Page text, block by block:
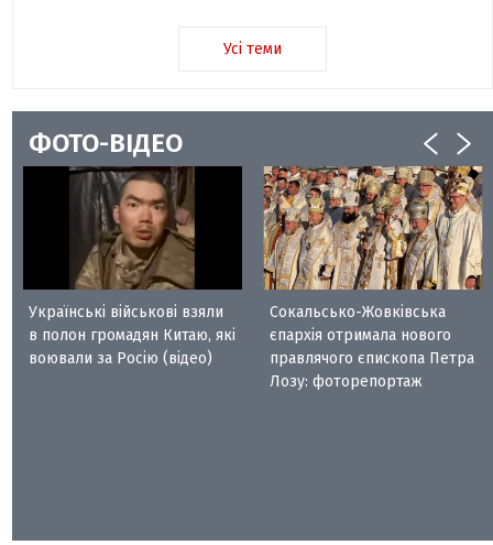
Усі теми
ФОТО-ВІДЕО
Українські військові взяли
в полон громадян Китаю, які
воювали за Росію (відео)
Сокальсько-Жовківська
єпархія отримала нового
правлячого єпископа Петра
Лозу: фоторепортаж